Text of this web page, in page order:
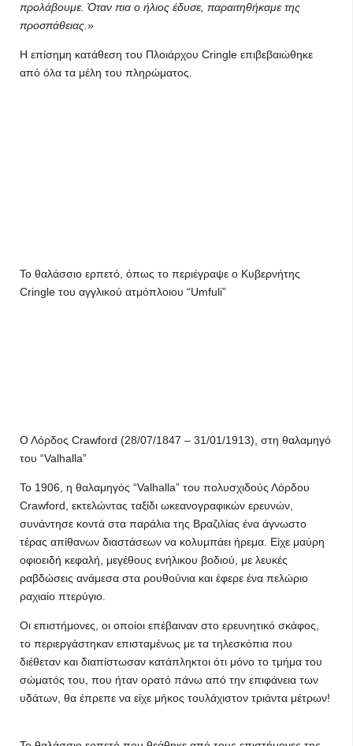
προλάβουμε. Όταν πια ο ήλιος έδυσε, παραιτηθήκαμε της
προσπάθειας.
Η επίσημη κατάθεση του Πλοιάρχου Cringle επιβεβαιώθηκε
από όλα τα μέλη του πληρώματος.
Το θαλάσσιο ερπετό, όπως το περιέγραψε ο Κυβερνήτης
Cringle του αγγλικού ατμόπλοιου “Umfuli”
Ο Λόρδος Crawford (28/07/1847 – 31/01/1913), στη θαλαμηγό
του “Valhalla”
Το 1906, η θαλαμηγός “Valhalla” του πολυσχιδούς Λόρδου
Crawford, εκτελώντας ταξίδι ωκεανογραφικών ερευνών,
συνάντησε κοντά στα παράλια της Βραζιλίας ένα άγνωστο
τέρας απίθανων διαστάσεων να κολυμπάει ήρεμα. Είχε μαύρη
οφιοειδή κεφαλή, μεγέθους ενήλικου βοδιού, με λευκές
ραβδώσεις ανάμεσα στα ρουθούνια και έφερε ένα πελώριο
ραχιαίο πτερύγιο.
Οι επιστήμονες, οι οποίοι επέβαιναν στο ερευνητικό σκάφος,
το περιεργάστηκαν επισταμένως με τα τηλεσκόπια που
διέθεταν και διαπίστωσαν κατάπληκτοι ότι μόνο το τμήμα του
σώματός του, που ήταν ορατό πάνω από την επιφάνεια των
υδάτων, θα έπρεπε να είχε μήκος τουλάχιστον τριάντα μέτρων!